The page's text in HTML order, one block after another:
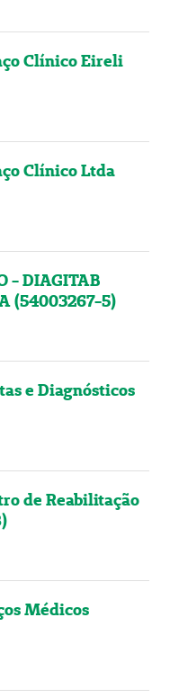
Clínico Eireli
Clínico Ltda
- DIAGITAB
(54003267-5)
e Diagnósticos
de Reabilitação
Médicos